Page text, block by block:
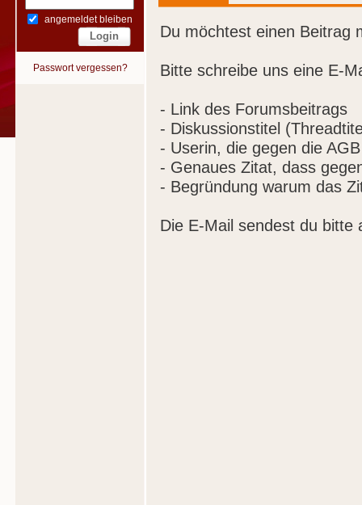
angemeldet bleiben
Passwort vergessen?
Du möchtest einen Beitrag
Bitte schreibe uns eine E-
- Link des Forumsbeitrags
- Diskussionstitel
- Userin, die gegen die
- Genaues Zitat, dass
- Begründung warum das
Die E-Mail sendest du bitte